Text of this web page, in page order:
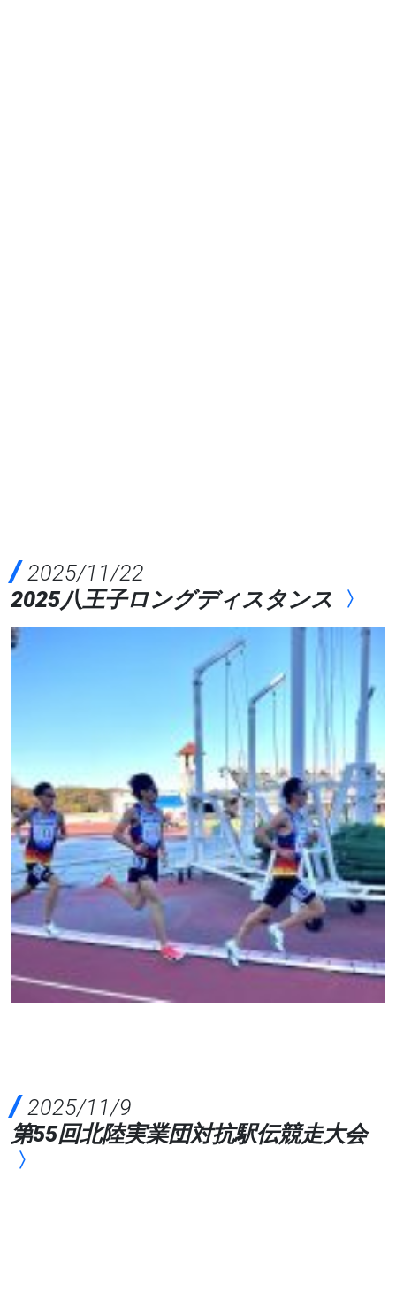
2025/11/22
2025八王子ロングディスタンス
2025/11/9
第55回北陸実業団対抗駅伝競走大会